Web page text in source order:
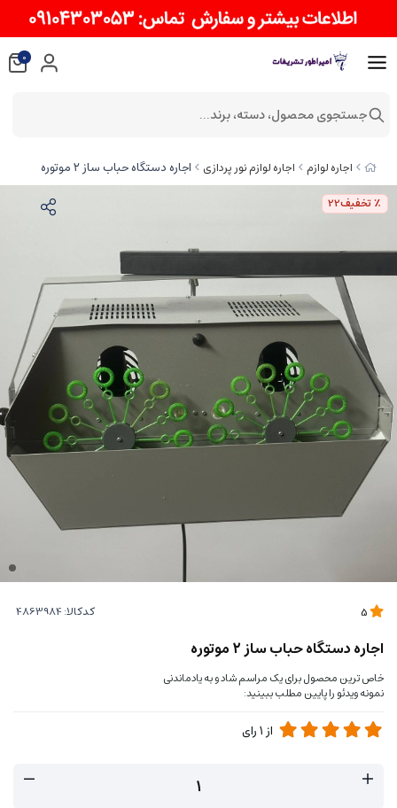
اجاره لوازم اجاره لوازم نور پردازی اجاره دستگاه حباب ساز ۲ موتوره
٪ تخفیف22
کدکالا:
اجاره دستگاه حباب ساز ۲ موتوره
خاص ترین محصول برای یک مراسم شاد و به یادماندنی
نمونه ویدئو را پایین مطلب ببینید:
از 1رای
0
جستجوی محصول، دسته، برند...